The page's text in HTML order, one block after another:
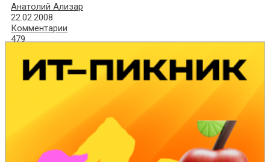
Анатолий Ализар
22.02.2008
Комментарии
479